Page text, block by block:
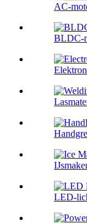
AC-
BLDC-
LED-